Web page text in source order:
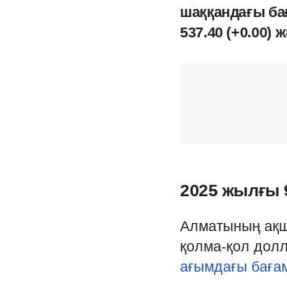
шаққандағы
537.40 (+0.00)
2025 жылғы
Алматының
қолма-қол
ағымдағы